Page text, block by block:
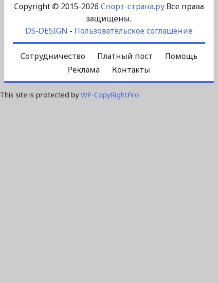
Copyright © 2015-2026 Спорт-страна.руВсе права
защищены.
DS-DESIGN - Пользовательское соглашение
Сотрудничество Платный пост
Помощь
Реклама
Контакты
This site is protected by WP-CopyRightPro